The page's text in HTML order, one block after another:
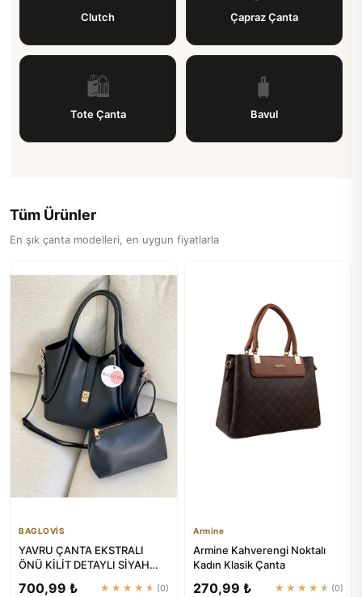
Clutch Çapraz Çanta
🛍
Tote Çanta
🧳
Bavul
Tüm Ürünler
En şık çanta modelleri, en uygun fiyatlarla
BAGLOVİS
YAVRU ÇANTA EKSTRALI
ÖNÜ KİLİT DETAYLI SİYAH
BAGLOVİS
700,99 ₺ ★★★★★ (0)
Armine
Armine Kahverengi Noktalı
Kadın Klasik Çanta
270,99 ₺ ★★★★★ (0)